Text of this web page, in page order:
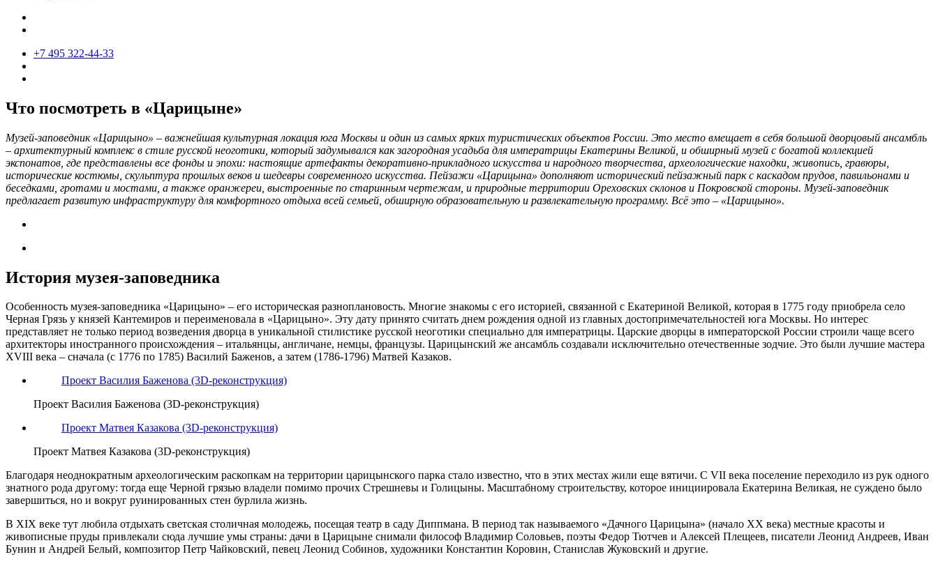
+7 495 322-44-33
Что посмотреть в «Царицыне»
Музей-заповедник «Царицыно» – важнейшая культурная локация юга Москвы и один из самых ярких туристических объектов России. Это место вмещает в себя большой дворцовый ансамбль
– архитектурный комплекс в стиле русской неоготики, который задумывался как загородная усадьба для императрицы Екатерины Великой, и обширный музей с богатой коллекцией
экспонатов, где представлены все фонды и эпохи: настоящие артефакты декоративно-прикладного искусства и народного творчества, археологические находки, живопись, гравюры,
исторические костюмы, скульптура прошлых веков и шедевры современного искусства. Пейзажи «Царицына» дополняют исторический пейзажный парк с каскадом прудов, павильонами и
беседками, гротами и мостами, а также оранжереи, выстроенные по старинным чертежам, и природные территории Ореховских склонов и Покровской стороны. Музей-заповедник
предлагает развитую инфраструктуру для комфортного отдыха всей семьей, обширную образовательную и развлекательную программу. Всё это – «Царицыно».
История музея-заповедника
Особенность музея-заповедника «Царицыно» – его историческая разноплановость. Многие знакомы с его историей, связанной с Екатериной Великой, которая в 1775 году приобрела село
Черная Грязь у князей Кантемиров и переименовала в «Царицыно». Эту дату принято считать днем рождения одной из главных достопримечательностей юга Москвы. Но интерес
представляет не только период возведения дворца в уникальной стилистике русской неоготики специально для императрицы. Царские дворцы в императорской России строили чаще всего
архитекторы иностранного происхождения – итальянцы, англичане, немцы, французы. Царицынский же ансамбль создавали исключительно отечественные зодчие. Это были лучшие мастера
XVIII века – сначала (с 1776 по 1785) Василий Баженов, а затем (1786-1796) Матвей Казаков.
Проект Василия Баженова (3D-реконструкция)
Проект Василия Баженова (3D-реконструкция)
Проект Матвея Казакова (3D-реконструкция)
Проект Матвея Казакова (3D-реконструкция)
Благодаря неоднократным археологическим раскопкам на территории царицынского парка стало известно, что в этих местах жили еще вятичи. С VII века поселение переходило из рук одного
знатного рода другому: тогда еще Черной грязью владели помимо прочих Стрешневы и Голицыны. Масштабному строительству, которое инициировала Екатерина Великая, не суждено было
завершиться, но и вокруг руинированных стен бурлила жизнь.
В XIX веке тут любила отдыхать светская столичная молодежь, посещая театр в саду Диппмана. В период так называемого «Дачного Царицына» (начало XX века) местные красоты и
живописные пруды привлекали сюда лучшие умы страны: дачи в Царицыне снимали философ Владимир Соловьев, поэты Федор Тютчев и Алексей Плещеев, писатели Леонид Андреев, Иван
Бунин и Андрей Белый, композитор Петр Чайковский, певец Леонид Собинов, художники Константин Коровин, Станислав Жуковский и другие.